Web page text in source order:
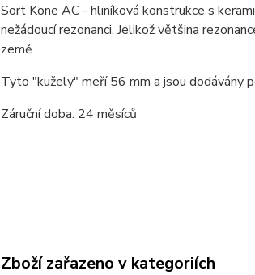
Sort Kone AC - hliníková konstrukce s
nežádoucí rezonanci. Jelikož většina
země.
Tyto "kužely" meří 56 mm a jsou dodávány
Záruční doba: 24 měsíců
Zboží zařazeno v kategoriích